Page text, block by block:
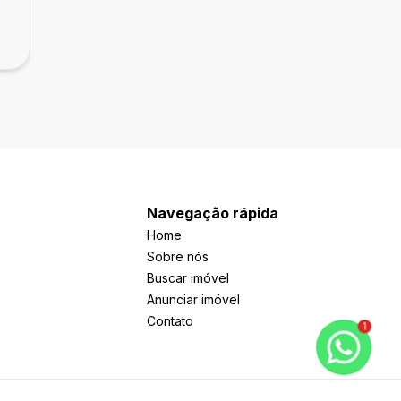
Navegação rápida
Home
Sobre nós
Buscar imóvel
Anunciar imóvel
Contato
1